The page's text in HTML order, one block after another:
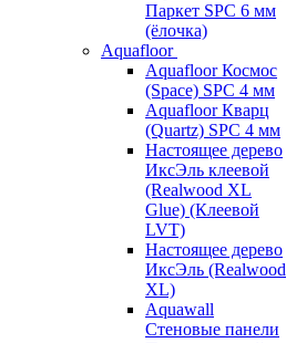
Паркет SPC 6 мм
(ёлочка)
Aquafloor
Aquafloor Космос
(Space) SPC 4 мм
Aquafloor Кварц
(Quartz) SPC 4 мм
Настоящее дерево
ИксЭль клеевой
(Realwood XL
Glue) (Клеевой
LVT)
Настоящее дерево
ИксЭль (Realwood
XL)
Aquawall
Стеновые панели